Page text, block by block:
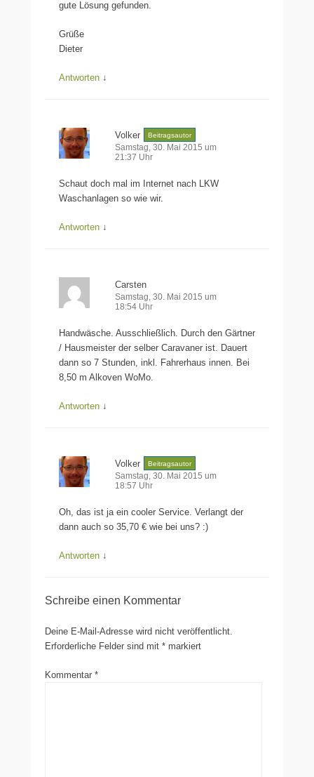
gute Lösung gefunden.
Grüße
Dieter
Antworten ↓
Volker Beitragsautor
Samstag, 30. Mai 2015 um
21:37 Uhr
Schaut doch mal im Internet nach LKW
Waschanlagen so wie wir.
Antworten ↓
Carsten
Samstag, 30. Mai 2015 um
18:54 Uhr
Handwäsche. Ausschließlich. Durch den Gärtner
/ Hausmeister der selber Caravaner ist. Dauert
dann so 7 Stunden, inkl. Fahrerhaus innen. Bei
8,50 m Alkoven WoMo.
Antworten ↓
Volker Beitragsautor
Samstag, 30. Mai 2015 um
18:57 Uhr
Oh, das ist ja ein cooler Service. Verlangt der
dann auch so 35,70 € wie bei uns? :)
Antworten ↓
Schreibe einen Kommentar
Deine E-Mail-Adresse wird nicht veröffentlicht.
Erforderliche Felder sind mit * markiert
Kommentar *